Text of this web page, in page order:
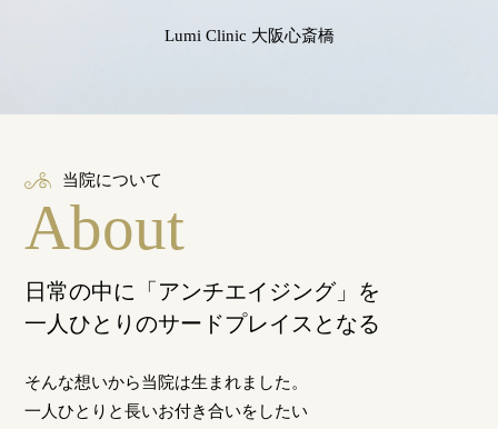
Lumi Clinic 大阪心斎橋
当院について
About
日常の中に「アンチエイジング」を
一人ひとりのサードプレイスとなる
そんな想いから当院は生まれました。
一人ひとりと長いお付き合いをしたい